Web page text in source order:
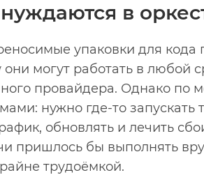
в
упаковки для кода
могут работать в любой
провайдера. Однако по
нужно где-то запускать
обновлять и лечить
пришлось бы выполнять
трудоёмкой.